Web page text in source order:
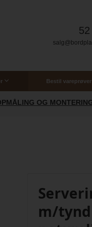
Bestil vareprøver
OG
m/tynd